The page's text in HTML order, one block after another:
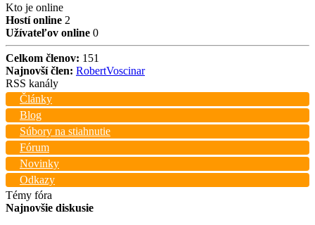
Kto je online
Hostí online 2
Užívateľov online 0
Celkom členov: 151
Najnovší člen: RobertVoscinar
RSS kanály
Články
Blog
Súbory na stiahnutie
Fórum
Novinky
Odkazy
Témy fóra
Najnovšie diskusie